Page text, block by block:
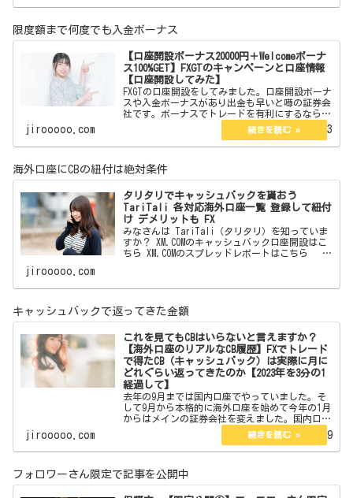
限度額まで何度でも入金ボーナス
【口座開設ボーナス20000円＋Welcomeボーナ
ス100%GET】FXGTのキャンペーンと口座情報
【口座開設してみた】
FXGTの口座開設をしてみました。口座開設ボーナ
スや入金ボーナスがあり出金も早いと噂の証券会
社です。ボーナスでトレードを有利にするなら。
ここからFXGTのサイトに飛べます 【口座
開設ボーナス20000円＋Welcomeボーナス10…
jirooooo.com 2023.02.13
海外口座にCBの紐付は絶対条件
タリタリでキャッシュバックを貰おう
TariTali 各対応海外口座一覧 登録して紐付
け デメリットも FX
みなさんは TariTali（タリタリ）を知っていま
すか？ XM.COMのキャッシュバック口座開設はこ
ちら XM.COMのスプレッドレポートはこちら
海外口座でトレードをしている方なら 一度は聞
jirooooo.com
キャッシュバックで返ってきた金額
これを見てもCBはいらないと言えますか？
【海外口座のリアルなCB履歴】FXでトレード
で得たCB（キャッシュバック）は実際に月に
どれぐらい返ってきたのか【2023年を3分の1
経過して】
去年の9月までは国内口座でやっていました。そ
して9月から本格的に海外口座を始めて今年の1月
からはメインの証券会社を変えました。国内口座
の時は海外口座のようなCBの仕組みはなくyjfxの
ようにPayPayが後から返ってくるものは利用して
jirooooo.com 2023.04.29
フォロワーさん限定で記事を公開中